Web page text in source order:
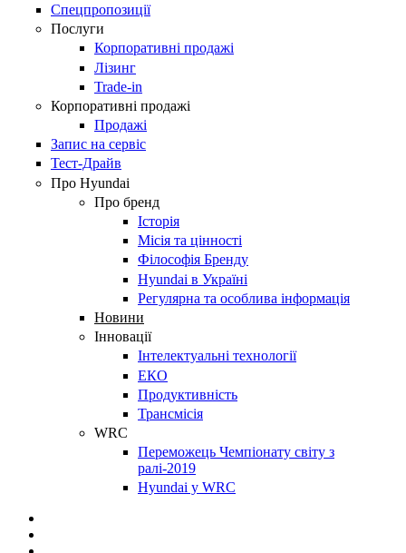
Спецпропозиції
Послуги
Корпоративні продажі
Лізинг
Trade-in
Корпоративні продажі
Продажі
Запис на сервіс
Тест-Драйв
Про Hyundai
Про бренд
Історія
Місія та цінності
Філософія Бренду
Hyundai в Україні
Регулярна та особлива інформація
Новини
Інновації
Інтелектуальні технології
ЕКО
Продуктивність
Трансмісія
WRC
Переможець Чемпіонату світу з
ралі-2019
Hyundai у WRC